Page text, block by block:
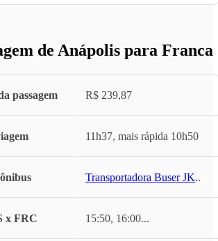
de Anápolis para Franca
passagem R$ 239,87
11h37, mais rápida 10h50
Transportadora Buser JK...
x FRC 15:50, 16:00...